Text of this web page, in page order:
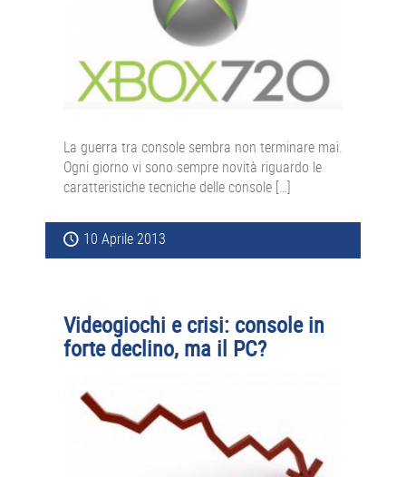
La guerra tra console sembra non terminare mai.
Ogni giorno vi sono sempre novità riguardo le
caratteristiche tecniche delle console […]
10 Aprile 2013
Videogiochi e crisi: console in
forte declino, ma il PC?